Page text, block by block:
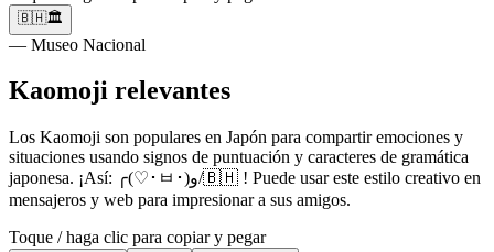
🇧🇭🏛️
— Museo Nacional
Kaomoji relevantes
Los Kaomoji son populares en Japón para compartir emociones y
situaciones usando signos de puntuación y caracteres de gramática
japonesa. ¡Así: ╭(♡･ㅂ･)و/🇧🇭 ! Puede usar este estilo creativo en
mensajeros y web para impresionar a sus amigos.
Toque / haga clic para copiar y pegar